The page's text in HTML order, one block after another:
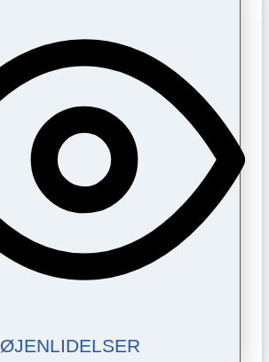
ØJENLIDELSER